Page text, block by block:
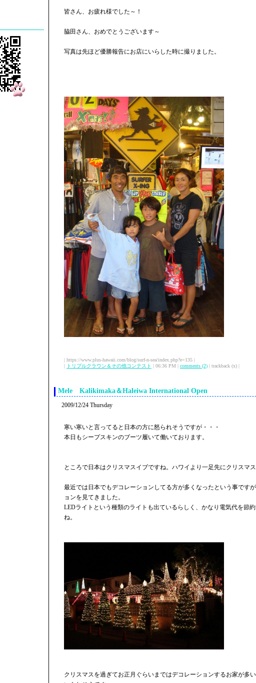
皆さん、お疲れ様でした～！
脇田さん、おめでとうございます～
写真は先ほど優勝報告にお店にいらした時に撮りました。
| https://www.plus-hawaii.com/blog/surf-n-sea/index.php?e=135 |
| トリプルクラウン＆その他コンテスト | 06:36 PM | comments (2) | trackback (x) |
Mele Kalikimaka＆Haleiwa International Open
2009/12/24 Thursday
寒い寒いと言ってると日本の方に怒られそうですが・・・
本日もシープスキンのブーツ履いて働いております。
ところで日本はクリスマスイブですね。ハワイより一足先にクリスマス
最近では日本でもデコレーションしてる方が多くなったという事です
ョンを見てきました。
LEDライトという種類のライトも出ているらしく、かなり電気代を節
ね。
クリスマスを過ぎてお正月ぐらいまではデコレーションするお家が多